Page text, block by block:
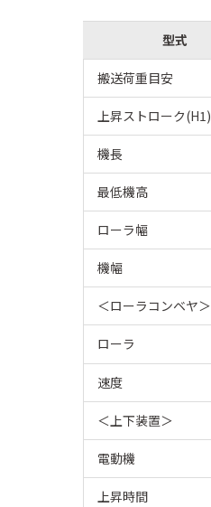
型式
搬送荷重目安
上昇ストローク(H1)
機長
最低機高
ローラ幅
機幅
＜ローラコンベヤ＞
ローラ
速度
＜上下装置＞
電動機
上昇時間